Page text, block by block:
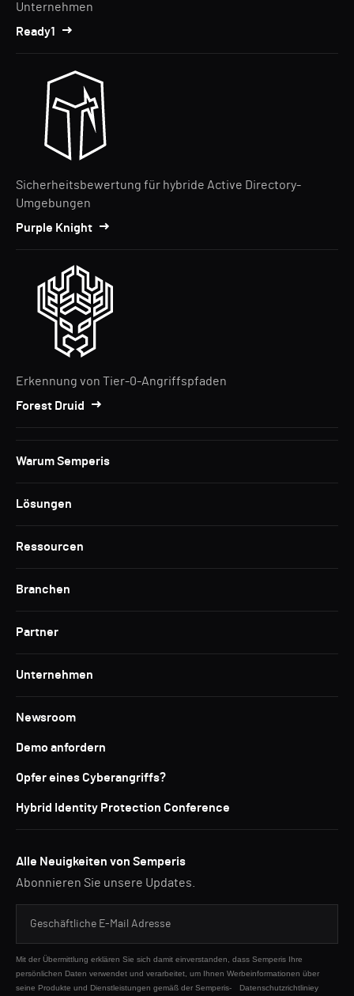
Unternehmen
Ready1
Sicherheitsbewertung für hybride Active Directory-
Umgebungen
Purple Knight
Erkennung von Tier-0-Angriffspfaden
Forest Druid
Warum Semperis
Lösungen
Ressourcen
Branchen
Partner
Unternehmen
Newsroom
Demo anfordern
Opfer eines Cyberangriffs?
Hybrid Identity Protection Conference
Alle Neuigkeiten von Semperis
Abonnieren Sie unsere Updates.
Mit der Übermittlung erklären Sie sich damit einverstanden, dass Semperis Ihre
persönlichen Daten verwendet und verarbeitet, um Ihnen Werbeinformationen über
seine Produkte und Dienstleistungen gemäß der Semperis-
Datenschutzrichtliniey